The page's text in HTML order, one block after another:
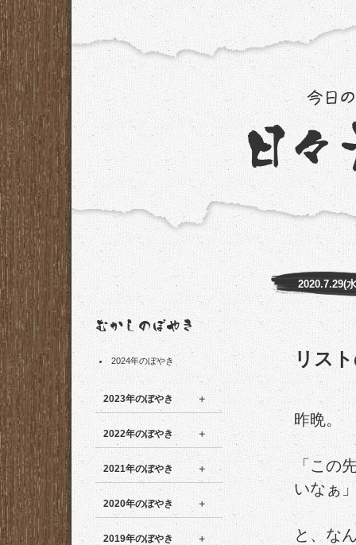
2024年のぼやき
2023年のぼやき
2022年のぼやき
2021年のぼやき
2020年のぼやき
2019年のぼやき
2020.7.29(
リス
昨晩。
「この
いなぁ
と、な